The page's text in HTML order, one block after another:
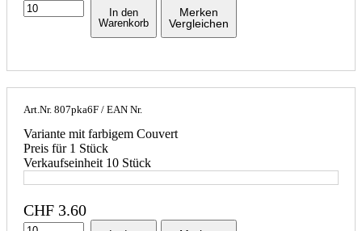
In den
Warenkorb
Merken
Vergleichen
Art.Nr. 807pka6F / EAN Nr.
Variante mit farbigem Couvert
Preis für 1 Stück
Verkaufseinheit 10 Stück
CHF 3.60